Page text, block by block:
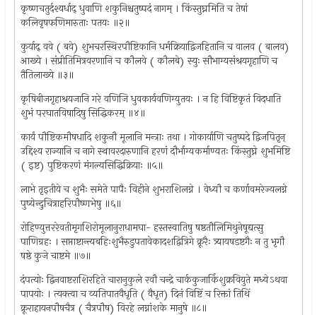
कृष्णचतुर्दश्यर्धाद् धुवाणि शकुनिश्चतुष्पदं नागम् । किंस्तुघ्नमिति च तेषां
कलिवृषफणिमारुताः पतयः ॥२॥
कुर्याद् ववे ( बवे) शुभचरस्थिरपौष्टिकानि धर्मक्रियाद्विजहितानि च वालव ( बालव)
आख्ये । संप्रीतिमित्रवरणानि च कौलवे ( कौलबे) स्युः सौभाग्यसंश्रयगृहाणि च
तैतिलाख्ये ॥३॥
कृषिबीजगृहाश्रयजानि गरे वणिजि धुवकार्यवणिग्युतयः । न हि विष्टिकृतं विदधाति
शुभं परघातविषादिषु सिद्धिकरम् ॥४॥
कार्यं पौष्टिकमौषधादि शकुनौ मूलानि मन्त्राः तथा । गोकार्याणि चतुष्पदे द्विजपितृन्
उद्दिश्य राज्यानि च नागे स्थावरदारुणानि हरणं दौर्भाग्यकर्माण्यतः किंस्तुघ्ने शुभमिष्टि
( इष्ट) पुष्टिकरणं मंगल्यसिद्धिक्रियाः ॥५॥
लाभे तृइतीये च शुभैः समेते पापैः विहीने शुभराशिलग्ने । वेध्यौ च कर्णावमरेज्यलग्ने
पुष्येन्दुचित्राहरिपौष्णभेषु ॥६॥
रोहिण्युत्तररेवतीमृगशिरोमूलानुराधामघा- हस्तस्वातिषु षष्ठतौलिमिथुनेषूद्यत्सु
पाणिग्रहः । सप्ताष्टान्त्यबहिःशुभैरुडुपतावेकादशद्वित्रिगे क्रूरैः त्र्यायषडष्टगैः न तु भृगौ
षष्ठे कुजे चाष्टमे ॥७॥
दंपत्योः द्विनवाष्टराशिरहिते चारानुकुले रवौ चन्द्रे चार्ककुजार्किशुक्रवियुते मध्येऽथवा
पापयोः । त्यक्त्वा च व्यतिपातवैधृति ( वैधृत) दिनं विष्टिं च रिक्तां तिथिं
क्रूराहायनपौषचैत्र ( चैत्रपौष) विरहे लग्नांशके मानुषे ॥८॥